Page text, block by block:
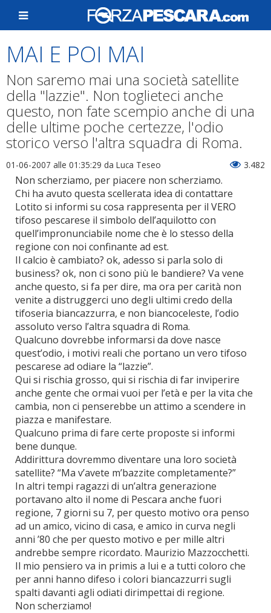
MAI E POI MAI
Non saremo mai una società satellite
della "lazzie". Non toglieteci anche
questo, non fate scempio anche di una
delle ultime poche certezze, l'odio
storico verso l'altra squadra di Roma.
01-06-2007 alle 01:35:29 da Luca Teseo 3.482
Non scherziamo, per piacere non scherziamo.
Chi ha avuto questa scellerata idea di contattare
Lotito si informi su cosa rappresenta per il VERO
tifoso pescarese il simbolo dell’aquilotto con
quell’impronunciabile nome che è lo stesso della
regione con noi confinante ad est.
Il calcio è cambiato? ok, adesso si parla solo di
business? ok, non ci sono più le bandiere? Va vene
anche questo, si fa per dire, ma ora per carità non
venite a distruggerci uno degli ultimi credo della
tifoseria biancazzurra, e non biancoceleste, l’odio
assoluto verso l’altra squadra di Roma.
Qualcuno dovrebbe informarsi da dove nasce
quest’odio, i motivi reali che portano un vero tifoso
pescarese ad odiare la “lazzie”.
Qui si rischia grosso, qui si rischia di far inviperire
anche gente che ormai vuoi per l’età e per la vita che
cambia, non ci penserebbe un attimo a scendere in
piazza e manifestare.
Qualcuno prima di fare certe proposte si informi
bene dunque.
Addirittura dovremmo diventare una loro società
satellite? “Ma v’avete m’bazzite completamente?”
In altri tempi ragazzi di un’altra generazione
portavano alto il nome di Pescara anche fuori
regione, 7 giorni su 7, per questo motivo ora penso
ad un amico, vicino di casa, e amico in curva negli
anni ’80 che per questo motivo e per mille altri
andrebbe sempre ricordato. Maurizio Mazzocchetti.
Il mio pensiero va in primis a lui e a tutti coloro che
per anni hanno difeso i colori biancazzurri sugli
spalti davanti agli odiati dirimpettai di regione.
Non scherziamo!